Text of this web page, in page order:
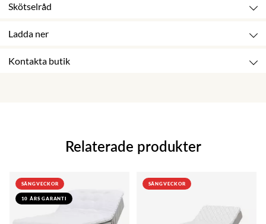
Skötselråd
Ladda ner
Kontakta butik
Relaterade produkter
SÄNGVECKOR
10 ÅRS GARANTI
SÄNGVECKOR